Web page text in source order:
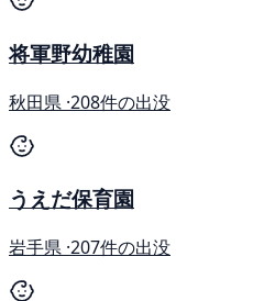
将軍野幼稚園
秋田県 ·208件の出没
うえだ保育園
岩手県 ·207件の出没